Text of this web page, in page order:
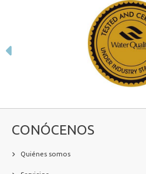
CONÓCENOS
Quiénes somos